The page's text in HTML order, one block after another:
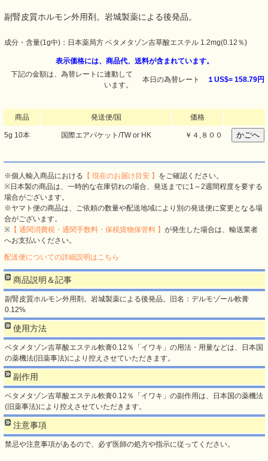
副腎皮質ホルモン外用剤。岩城製薬による後発品。
成分・含量(1g中)：日本薬局方 ベタメタゾン吉草酸エステル 1.2mg(0.12％)
表示価格には、商品代、送料が含まれています。
下記の金額は、為替レートに連動して
います。
本日の為替レート １US$= 158.79円
商品 発送便/国 価格
5g 10本 国際エアパケット/TW or HK ￥４,８００
※個人輸入商品における 【 現在のお届け目安 】 をご確認ください。
※日本製の商品は、一時的な在庫切れの場合、発送までに1～2週間程度を要する
場合がございます。
※ヤマト便の商品は、ご依頼の数量や配送地域により別の発送便に変更となる場
合がございます。
※ 【 通関消費税・通関手数料・保税貨物保管料 】 が発生した場合は、輸送業者
へお支払いください。
配送便についての詳細説明はこちら
商品説明＆記事
副腎皮質ホルモン外用剤。岩城製薬による後発品。旧名：デルモゾール軟膏
0.12%
使用方法
ベタメタゾン吉草酸エステル軟膏0.12％「イワキ」の用法・用量などは、日本国
の薬機法(旧薬事法)により控えさせていただきます。
副作用
ベタメタゾン吉草酸エステル軟膏0.12％「イワキ」の副作用は、日本国の薬機法
(旧薬事法)により控えさせていただきます。
注意事項
禁忌や注意事項があるので、必ず医師の処方や指示に従ってください。